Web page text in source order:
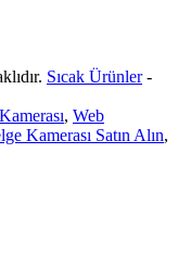
Sıcak Ürünler-
, Web
Kamerası Satın Alın,